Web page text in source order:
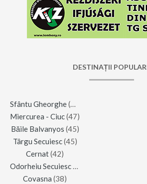
DESTINAȚII
Sfântu Gheorghe(123)
Miercurea - Ciuc(47)
Băile Balvanyos (45)
Târgu Secuiesc(45)
Cernat(42)
Odorheiu Secuiesc
Covasna (38)